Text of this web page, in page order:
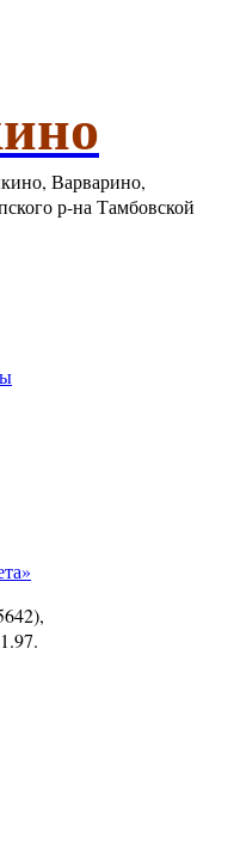
Варварино,
р-на Тамбовской